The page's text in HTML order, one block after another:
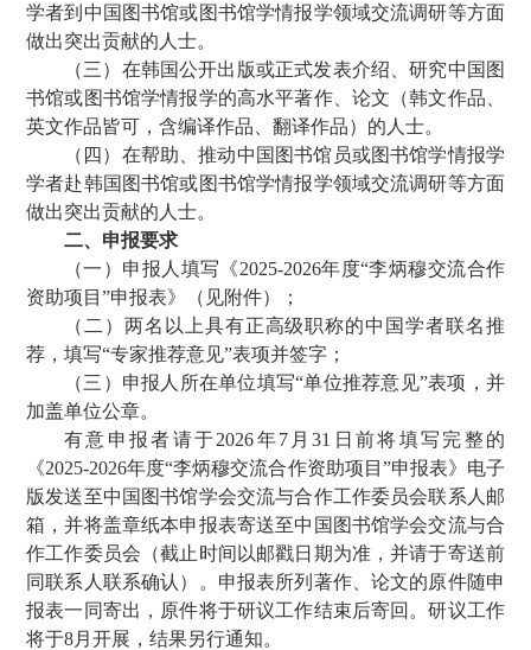
学者到中国图书馆或图书馆学情报学领域交流调研等方面
做出突出贡献的人士。
（三）在韩国公开出版或正式发表介绍、研究中国图
书馆或图书馆学情报学的高水平著作、论文（韩文作品、
英文作品皆可，含编译作品、翻译作品）的人士。
（四）在帮助、推动中国图书馆员或图书馆学情报学
学者赴韩国图书馆或图书馆学情报学领域交流调研等方面
做出突出贡献的人士。
二、申报要求
（一）申报人填写《2025-2026年度“李炳穆交流合作
资助项目”申报表》（见附件）；
（二）两名以上具有正高级职称的中国学者联名推
荐，填写“专家推荐意见”表项并签字；
（三）申报人所在单位填写“单位推荐意见”表项，并
加盖单位公章。
有意申报者请于2026年7月31日前将填写完整的
《2025-2026年度“李炳穆交流合作资助项目”申报表》电子
版发送至中国图书馆学会交流与合作工作委员会联系人邮
箱，并将盖章纸本申报表寄送至中国图书馆学会交流与合
作工作委员会（截止时间以邮戳日期为准，并请于寄送前
同联系人联系确认）。申报表所列著作、论文的原件随申
报表一同寄出，原件将于研议工作结束后寄回。研议工作
将于8月开展，结果另行通知。